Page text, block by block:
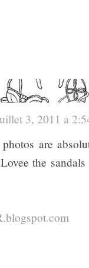
3, 2011 a
are
the